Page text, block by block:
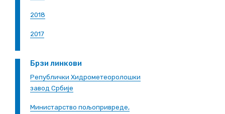
2018
2017
Брзи линкови
Републички Хидрометеоролошки
завод Србије
Министарство пољопривреде,